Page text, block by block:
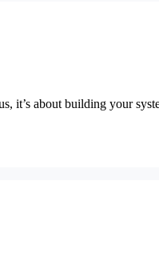
about building your system